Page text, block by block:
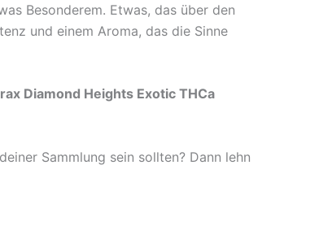
Besonderem. Etwas, das über den
und einem Aroma, das die Sinne
Diamond Heights Exotic THCa
Sammlung sein sollten? Dann lehn